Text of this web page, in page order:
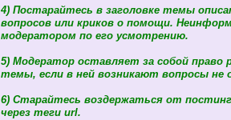
4) Постарайтесь в заголовке темы
вопросов или криков о помощи.
модератором по его усмотрению.
5) Модератор оставляет за собой
темы, если в ней возникают вопросы не
6) Старайтесь воздержаться от
через теги url.